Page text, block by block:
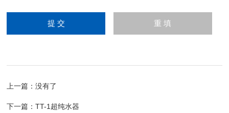
上一篇：没有了
下一篇：TT-1超纯水器